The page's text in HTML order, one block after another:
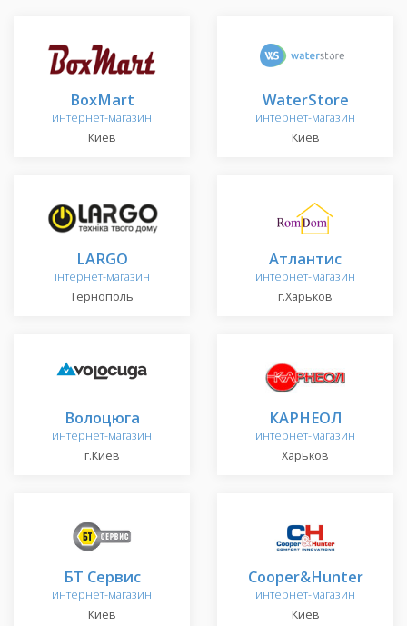
BoxMart
интернет-магазин
Киев
WaterStore
интернет-магазин
Киев
LARGO
інтернет-магазин
Тернополь
Атлантис
интернет-магазин
г.Харьков
Волоцюга
интернет-магазин
г.Киев
КАРНЕОЛ
интернет-магазин
Харьков
БТ Сервис
интернет-магазин
Киев
Cooper&Hunter
интернет-магазин
Киев